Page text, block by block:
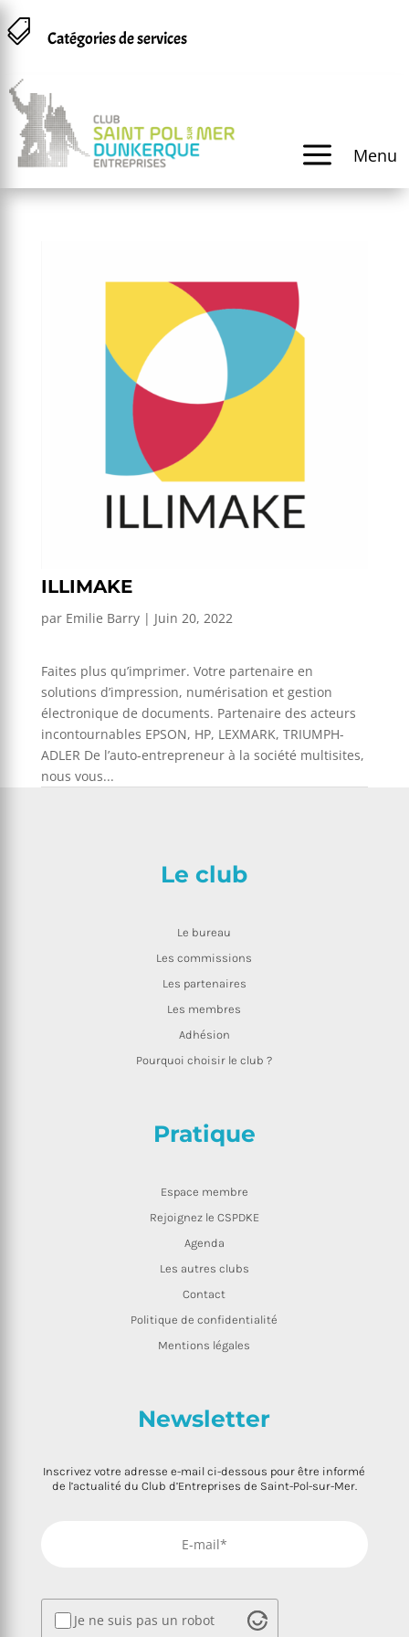
 Catégories de services
a Menu
ILLIMAKE
par Emilie Barry| Juin 20, 2022
Faites plus qu’imprimer. Votre partenaire en
solutions d’impression, numérisation et gestion
électronique de documents. Partenaire des acteurs
incontournables EPSON, HP, LEXMARK, TRIUMPH-
ADLER De l’auto-entrepreneur à la société multisites,
nous vous...
Le club
Le bureau
Les commissions
Les partenaires
Les membres
Adhésion
Pourquoi choisir le club ?
Pratique
Espace membre
Rejoignez le CSPDKE
Agenda
Les autres clubs
Contact
Politique de confidentialité
Mentions légales
Newsletter
Inscrivez votre adresse e-mail ci-dessous pour être informé
de l’actualité du Club d’Entreprises de Saint-Pol-sur-Mer.
Je ne suis pas un robot
Panneau de gestion des cookies